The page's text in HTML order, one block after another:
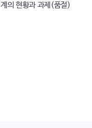
계의 현황과 과제(품절)